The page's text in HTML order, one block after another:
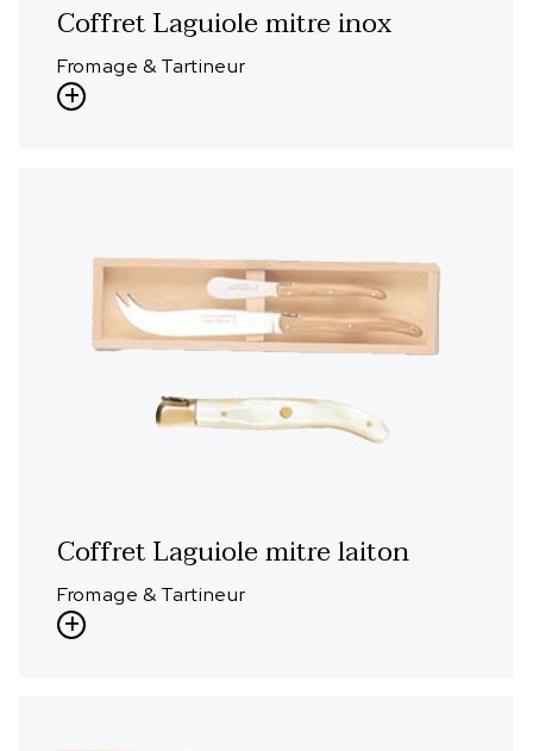
Coffret Laguiole mitre inox
Fromage & Tartineur
Coffret Laguiole mitre laiton
Fromage & Tartineur